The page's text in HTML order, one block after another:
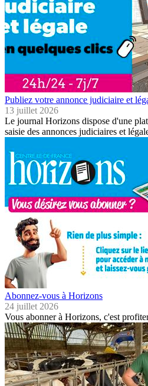
Publiez votre annonce judiciaire et
13 juillet 2026
Le journal Horizons dispose d'une
saisie des annonces judiciaires et
Abonnez-vous à Horizons
24 juillet 2026
Vous abonner à Horizons, c'est